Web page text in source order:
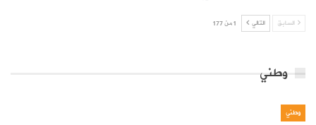
السابق التالي 1 من 177
وطني
وطني